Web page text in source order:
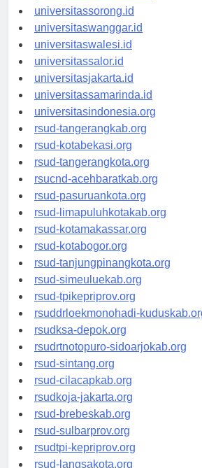
universitasmanokwari.id
universitassorong.id
universitaswanggar.id
universitaswalesi.id
universitassalor.id
universitasjakarta.id
universitassamarinda.id
universitasindonesia.org
rsud-tangerangkab.org
rsud-kotabekasi.org
rsud-tangerangkota.org
rsucnd-acehbaratkab.org
rsud-pasuruankota.org
rsud-limapuluhkotakab.org
rsud-kotamakassar.org
rsud-kotabogor.org
rsud-tanjungpinangkota.org
rsud-simeuluekab.org
rsud-tpikepriprov.org
rsuddrloekmonohadi-kuduskab.org
rsudksa-depok.org
rsudrtnotopuro-sidoarjokab.org
rsud-sintang.org
rsud-cilacapkab.org
rsudkoja-jakarta.org
rsud-brebeskab.org
rsud-sulbarprov.org
rsudtpi-kepriprov.org